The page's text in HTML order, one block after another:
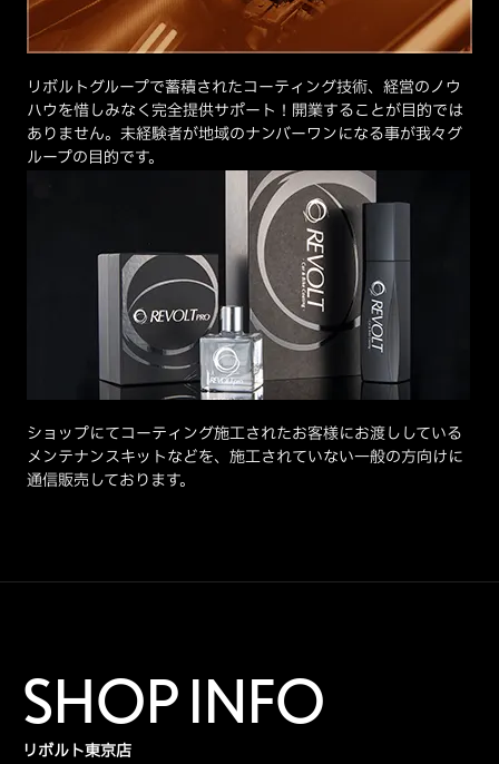
リボルトグループで蓄積されたコーティング技術、経営のノウ
ハウを惜しみなく完全提供サポート！開業することが目的では
ありません。未経験者が地域のナンバーワンになる事が我々グ
ループの目的です。
ショップにてコーティング施工されたお客様にお渡ししている
メンテナンスキットなどを、施工されていない一般の方向けに
通信販売しております。
SHOP INFO
リボルト東京店